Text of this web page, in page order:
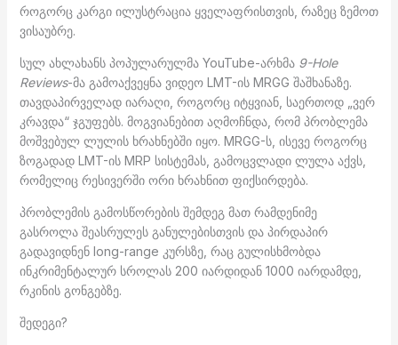
როგორც კარგი ილუსტრაცია ყველაფრისთვის, რაზეც ზემოთ
ვისაუბრე.
სულ ახლახანს პოპულარულმა YouTube-არხმა 9-Hole
Reviews-მა გამოაქვეყნა ვიდეო LMT-ის MRGG შაშხანაზე.
თავდაპირველად იარაღი, როგორც იტყვიან, საერთოდ „ვერ
კრავდა“ ჯგუფებს. მოგვიანებით აღმოჩნდა, რომ პრობლემა
მოშვებულ ლულის ხრახნებში იყო. MRGG-ს, ისევე როგორც
ზოგადად LMT-ის MRP სისტემას, გამოცვლადი ლულა აქვს,
რომელიც რესივერში ორი ხრახნით ფიქსირდება.
პრობლემის გამოსწორების შემდეგ მათ რამდენიმე
გასროლა შეასრულეს განულებისთვის და პირდაპირ
გადავიდნენ long-range კურსზე, რაც გულისხმობდა
ინკრიმენტალურ სროლას 200 იარდიდან 1000 იარდამდე,
რკინის გონგებზე.
შედეგი?